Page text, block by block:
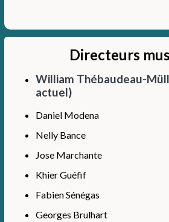
Directeurs
William Thébaudeau-
actuel)
Daniel Modena
Nelly Bance
Jose Marchante
Khier Guéfif
Fabien Sénégas
Georges Brulhart